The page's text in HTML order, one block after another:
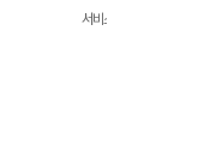
서비스 가입사실 확인